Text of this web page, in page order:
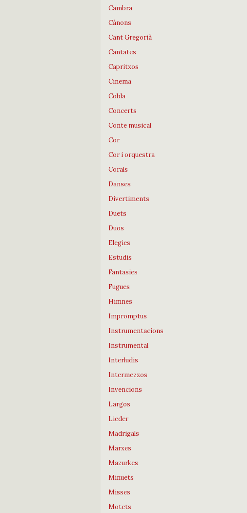
Cambra
Cànons
Cant Gregorià
Cantates
Capritxos
Cinema
Cobla
Concerts
Conte musical
Cor
Cor i orquestra
Corals
Danses
Divertiments
Duets
Duos
Elegies
Estudis
Fantasies
Fugues
Himnes
Impromptus
Instrumentacions
Instrumental
Interludis
Intermezzos
Invencions
Largos
Lieder
Madrigals
Marxes
Mazurkes
Minuets
Misses
Motets